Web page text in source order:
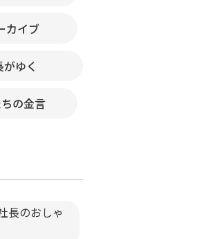
カイブ
ゆく
の金言
長のおしゃ